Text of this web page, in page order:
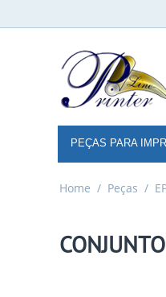
PEÇAS PARA
Home / Peças /